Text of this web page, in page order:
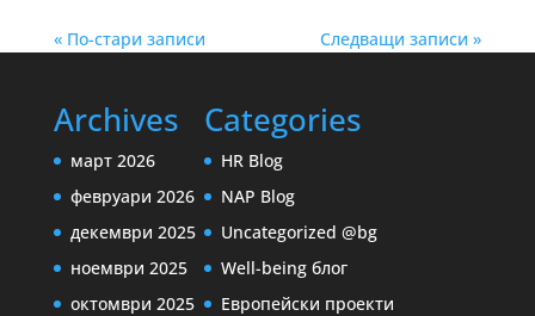
« По-стари записи Следващи записи »
Archives
март 2026
февруари 2026
декември 2025
ноември 2025
октомври 2025
Categories
HR Blog
NAP Blog
Uncategorized @bg
Well-being блог
Европейски проекти